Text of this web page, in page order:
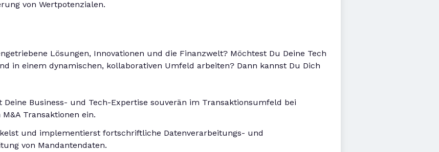
von Wertpotenzialen.
Lösungen, Innovationen und die Finanzwelt? Möchtest Du Deine Tech
in einem dynamischen, kollaborativen Umfeld arbeiten? Dann kannst Du Dich
Deine Business- und Tech-Expertise souverän im Transaktionsumfeld bei
Transaktionen ein.
und implementierst fortschriftliche Datenverarbeitungs- und
von Mandantendaten.